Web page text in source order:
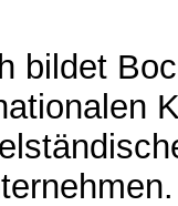
bildet